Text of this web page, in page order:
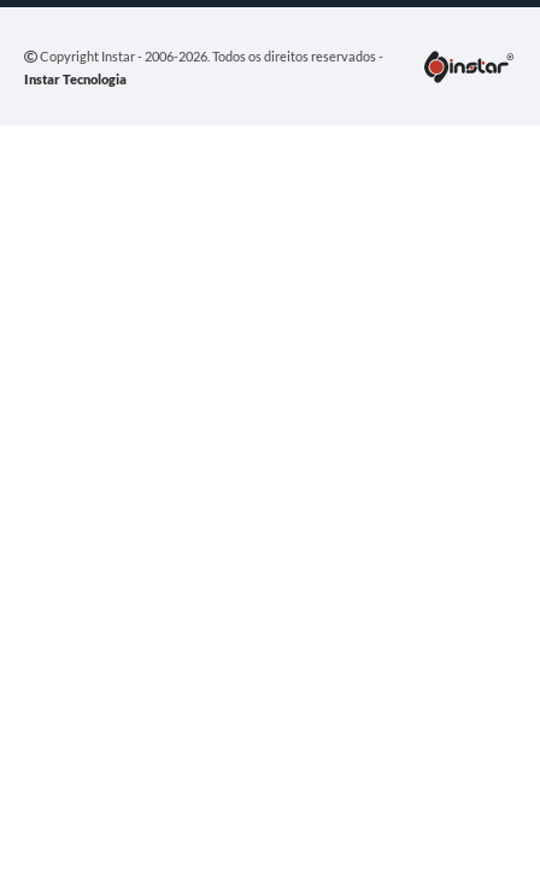
Copyright Instar - 2006-2026. Todos os direitos reservados -
Instar Tecnologia